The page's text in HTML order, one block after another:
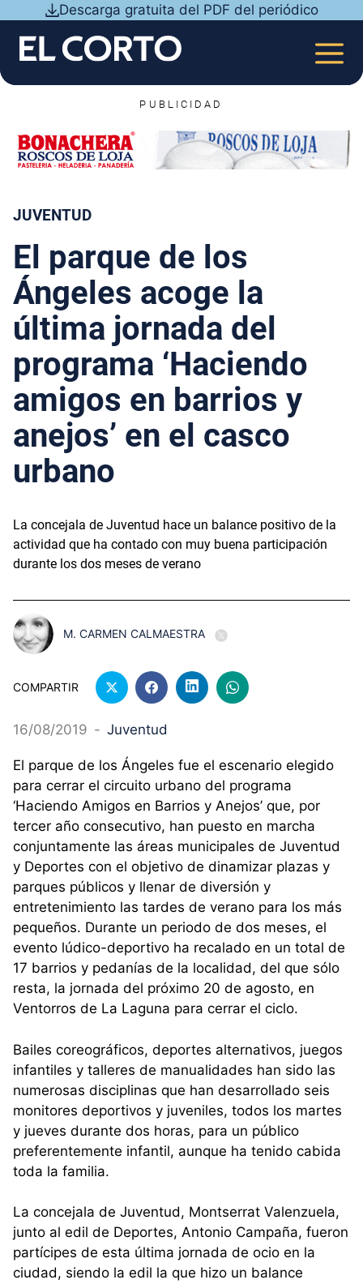
contenido
Descarga gratuita del PDF del periódico
PUBLICIDAD
JUVENTUD
El parque de los
Ángeles acoge la
última jornada del
programa ‘Haciendo
amigos en barrios y
anejos’ en el casco
urbano
La concejala de Juventud hace un balance positivo de la
actividad que ha contado con muy buena participación
durante los dos meses de verano
M. CARMEN CALMAESTRA
COMPARTIR
16/08/2019 - Juventud
El parque de los Ángeles fue el escenario elegido
para cerrar el circuito urbano del programa
‘Haciendo Amigos en Barrios y Anejos’ que, por
tercer año consecutivo, han puesto en marcha
conjuntamente las áreas municipales de Juventud
y Deportes con el objetivo de dinamizar plazas y
parques públicos y llenar de diversión y
entretenimiento las tardes de verano para los más
pequeños. Durante un periodo de dos meses, el
evento lúdico-deportivo ha recalado en un total de
17 barrios y pedanías de la localidad, del que sólo
resta, la jornada del próximo 20 de agosto, en
Ventorros de La Laguna para cerrar el ciclo.
Bailes coreográficos, deportes alternativos, juegos
infantiles y talleres de manualidades han sido las
numerosas disciplinas que han desarrollado seis
monitores deportivos y juveniles, todos los martes
y jueves durante dos horas, para un público
preferentemente infantil, aunque ha tenido cabida
toda la familia.
La concejala de Juventud, Montserrat Valenzuela,
junto al edil de Deportes, Antonio Campaña, fueron
partícipes de esta última jornada de ocio en la
ciudad, siendo la edil la que hizo un balance